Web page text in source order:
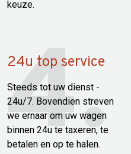
keuze.
24u top service
Steeds tot uw dienst -
24u/7. Bovendien streven
we ernaar om uw wagen
binnen 24u te taxeren, te
betalen en op te halen.